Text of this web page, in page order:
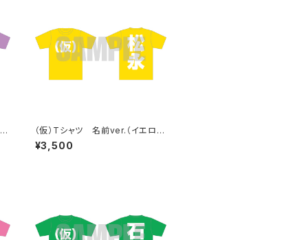
（仮）Tシャツ 名前ver.（イエロ
ー）
¥3,500